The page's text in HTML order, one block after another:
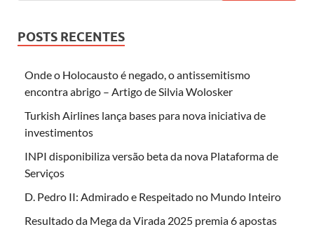
POSTS RECENTES
Onde o Holocausto é negado, o antissemitismo
encontra abrigo – Artigo de Silvia Wolosker
Turkish Airlines lança bases para nova iniciativa de
investimentos
INPI disponibiliza versão beta da nova Plataforma de
Serviços
D. Pedro II: Admirado e Respeitado no Mundo Inteiro
Resultado da Mega da Virada 2025 premia 6 apostas